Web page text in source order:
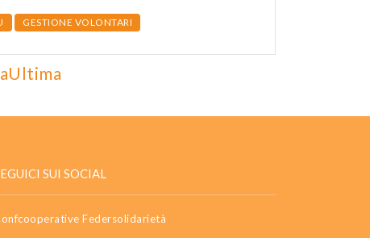
GESTIONE VOLONTARI
Ultima
SUI SOCIAL
Federsolidarietà